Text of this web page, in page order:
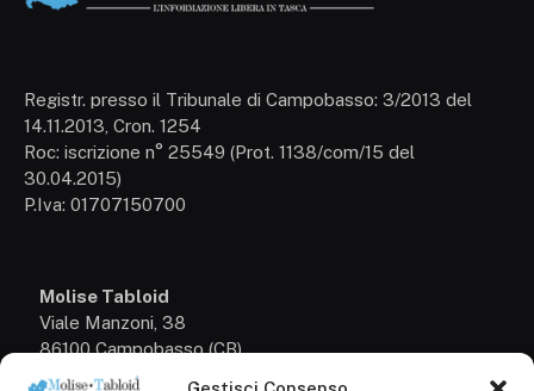
Registr. presso il Tribunale di Campobasso: 3/2013 del
14.11.2013, Cron. 1254
Roc: iscrizione n° 25549 (Prot. 1138/com/15 del
30.04.2015)
P.Iva: 01707150700
Molise Tabloid
Viale Manzoni, 38
86100 Campobasso (CB)